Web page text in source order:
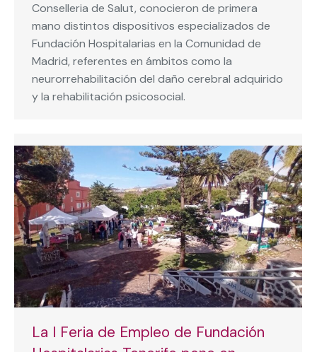
Conselleria de Salut, conocieron de primera
mano distintos dispositivos especializados de
Fundación Hospitalarias en la Comunidad de
Madrid, referentes en ámbitos como la
neurorrehabilitación del daño cerebral adquirido
y la rehabilitación psicosocial.
La I Feria de Empleo de Fundación